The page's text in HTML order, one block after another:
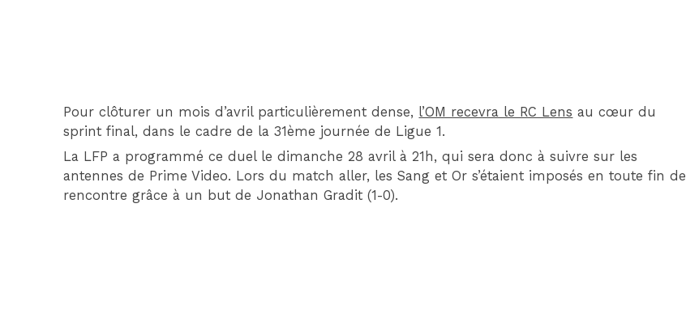
Pour clôturer un mois d’avril particulièrement dense, l’OM recevra le RC Lens au cœur du
sprint final, dans le cadre de la 31ème journée de Ligue 1.
La LFP a programmé ce duel le dimanche 28 avril à 21h, qui sera donc à suivre sur les
antennes de Prime Video. Lors du match aller, les Sang et Or s’étaient imposés en toute fin de
rencontre grâce à un but de Jonathan Gradit (1-0).